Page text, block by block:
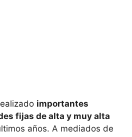
importantes
fijas de alta y muy alta
años. A mediados de